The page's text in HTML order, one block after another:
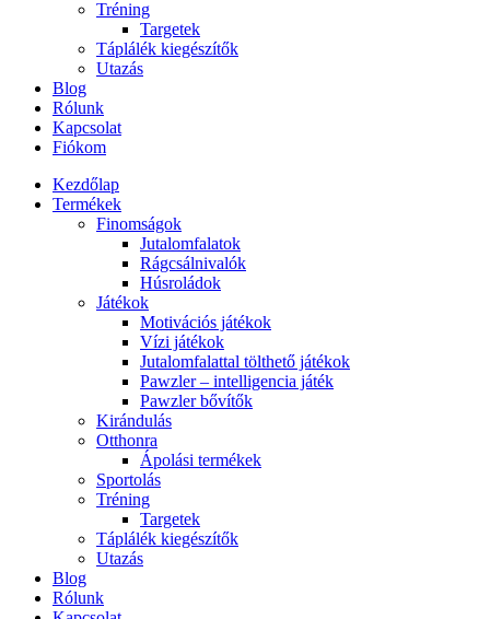
Tréning
Targetek
Táplálék kiegészítők
Utazás
Blog
Rólunk
Kapcsolat
Fiókom
Kezdőlap
Termékek
Finomságok
Jutalomfalatok
Rágcsálnivalók
Húsroládok
Játékok
Motivációs játékok
Vízi játékok
Jutalomfalattal tölthető játékok
Pawzler – intelligencia játék
Pawzler bővítők
Kirándulás
Otthonra
Ápolási termékek
Sportolás
Tréning
Targetek
Táplálék kiegészítők
Utazás
Blog
Rólunk